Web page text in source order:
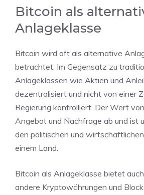
Bitcoin als
Anlageklasse
Bitcoin wird oft als alternative
betrachtet. Im Gegensatz zu
Anlageklassen wie Aktien und
dezentralisiert und nicht von einer
Regierung kontrolliert. Der Wert
Angebot und Nachfrage ab und ist
den politischen und
einem Land.
Bitcoin als Anlageklasse bietet
andere Kryptowährungen und